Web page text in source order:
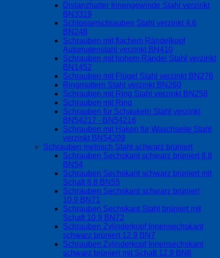
Distanzhalter Innengewinde Stahl verzinkt
BN3319
Schlosserschrauben Stahl verzinkt 4.6
BN248
Schrauben mit flachem Rändelkopf
Automatenstahl verzinkt BN410
Schrauben mit hohem Rändel Stahl verzinkt
BN1452
Schrauben mit Flügel Stahl verzinkt BN276
Ringmuttern Stahl verzinkt BN260
Schrauben mit Ring Stahl verzinkt BN258
Schrauben mit Ring
Schrauben für Schaukeln Stahl verzinkt
BN54217 - BN54216
Schrauben mit Haken für Waschseile Stahl
verzinkt BN54209
Schrauben metrisch Stahl schwarz brüniert
Schrauben Sechskant schwarz brüniert 8.8
BN54
Schrauben Sechskant schwarz brüniert mit
Schaft 8.8 BN55
Schrauben Sechskant schwarz brüniert
10.9 BN71
Schrauben Sechskant Stahl brüniert mit
Schaft 10.9 BN72
Schrauben Zylinderkopf Innensechskant
schwarz brüniert 12.9 BN7
Schrauben Zylinderkopf Innensechskant
schwarz brüniert mit Schaft 12.9 BN8